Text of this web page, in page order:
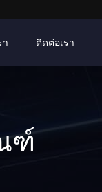
า ติดต่อเรา
ฑ์